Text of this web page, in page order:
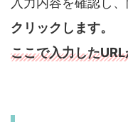
クリックします。
ここで入力した